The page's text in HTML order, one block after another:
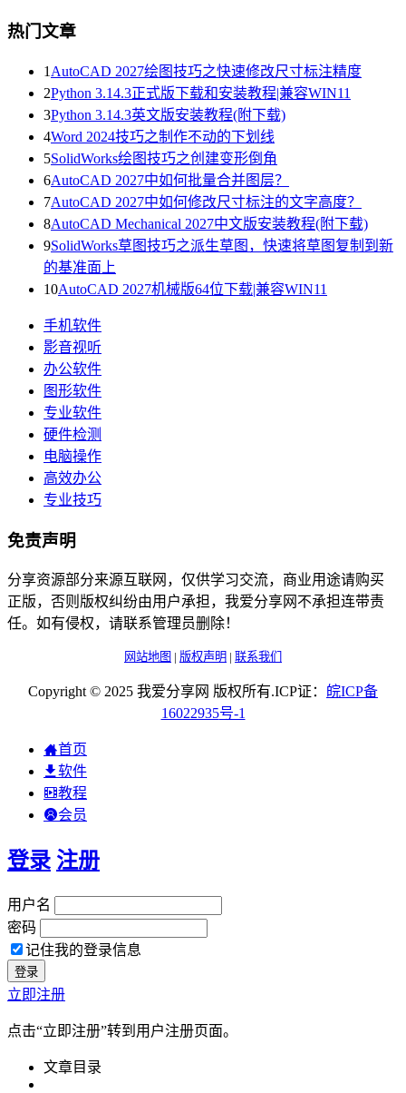
热门文章
1 AutoCAD 2027绘图技巧之快速修改尺寸标注精度
2Python 3.14.3正式版下载和安装教程|兼容WIN11
3Python 3.14.3英文版安装教程(附下载)
4Word 2024技巧之制作不动的下划线
5SolidWorks绘图技巧之创建变形倒角
6AutoCAD 2027中如何批量合并图层？
7AutoCAD 2027中如何修改尺寸标注的文字高度？
8AutoCAD Mechanical 2027中文版安装教程(附下载)
9SolidWorks草图技巧之派生草图，快速将草图复制到新
的基准面上
10AutoCAD 2027机械版64位下载|兼容WIN11
手机软件
影音视听
办公软件
图形软件
专业软件
硬件检测
电脑操作
高效办公
专业技巧
免责声明
分享资源部分来源互联网，仅供学习交流，商业用途请购买
正版，否则版权纠纷由用户承担，我爱分享网不承担连带责
任。如有侵权，请联系管理员删除！
网站地图 | 版权声明 | 联系我们
Copyright © 2025 我爱分享网 版权所有.ICP证： 皖ICP备
16022935号-1
首页
软件
教程
会员
登录 注册
用户名
密码
记住我的登录信息
立即注册
点击“立即注册”转到用户注册页面。
文章目录